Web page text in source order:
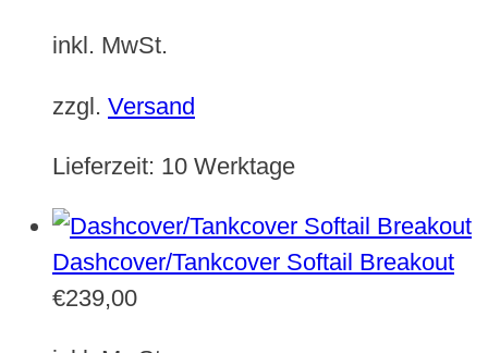
inkl. MwSt.
zzgl. Versand
Lieferzeit: 10 Werktage
Dashcover/Tankcover Softail Breakout
€239,00